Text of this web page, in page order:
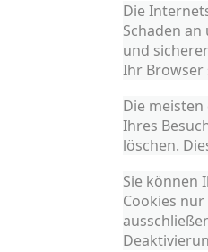
Die
Schaden
und
Ihr Browser
Die meisten
Ihres
löschen.
Sie können
Cookies